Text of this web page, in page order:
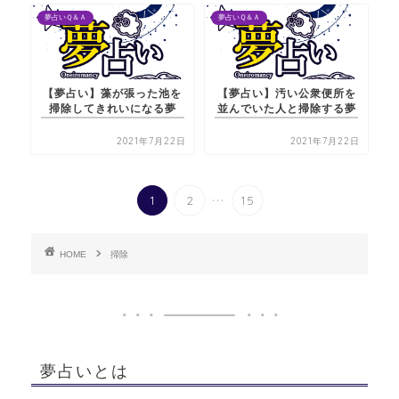
夢占いＱ＆Ａ
【夢占い】藻が張った池を
掃除してきれいになる夢
2021年7月22日
夢占いＱ＆Ａ
【夢占い】汚い公衆便所を
並んでいた人と掃除する夢
2021年7月22日
1 2 ... 15
HOME 掃除
夢占いとは